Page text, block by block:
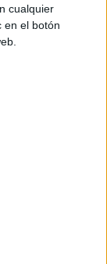
cualquier
en el botón